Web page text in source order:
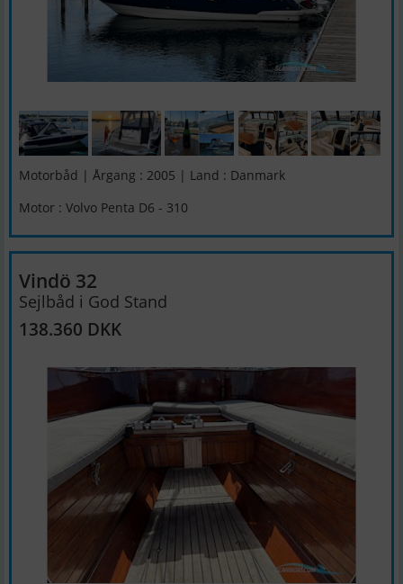
Motorbåd | Årgang : 2005 | Land : Danmark
Motor : Volvo Penta D6 - 310
Vindö 32
Sejlbåd i God Stand
138.360 DKK